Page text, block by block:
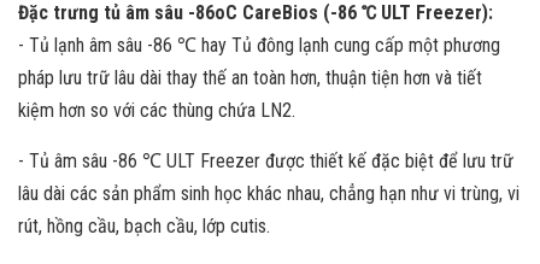
Đặc trưng tủ âm sâu -86oC CareBios (-86 ℃ ULT Freezer):
- Tủ lạnh âm sâu -86 ℃ hay Tủ đông lạnh cung cấp một phương
pháp lưu trữ lâu dài thay thế an toàn hơn, thuận tiện hơn và tiết
kiệm hơn so với các thùng chứa LN2.
- Tủ âm sâu -86 ℃ ULT Freezer được thiết kế đặc biệt để lưu trữ
lâu dài các sản phẩm sinh học khác nhau, chẳng hạn như vi trùng, vi
rút, hồng cầu, bạch cầu, lớp cutis.